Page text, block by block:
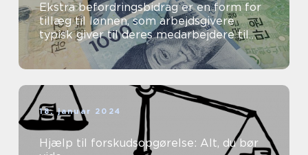
Ekstra befordringsbidrag er en form for
tillæg til lønnen, som arbejdsgivere
typisk giver til deres medarbejdere til
dækning af transportomkostninger ...
18. januar 2024
Hjælp til forskudsopgørelse: Alt, du bør